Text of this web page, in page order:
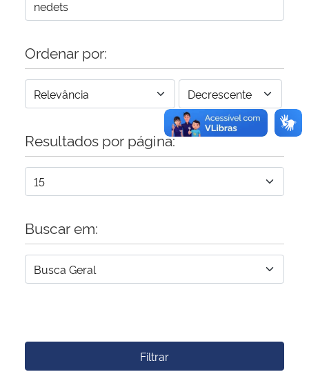
Ordenar por:
Resultados por página:
Buscar em:
Filtrar